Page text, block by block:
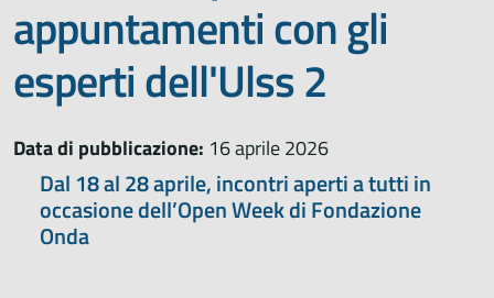
appuntamenti con gli
esperti dell'Ulss 2
Data di pubblicazione: 16 aprile 2026
Dal 18 al 28 aprile, incontri aperti a tutti in
occasione dell’Open Week di Fondazione
Onda